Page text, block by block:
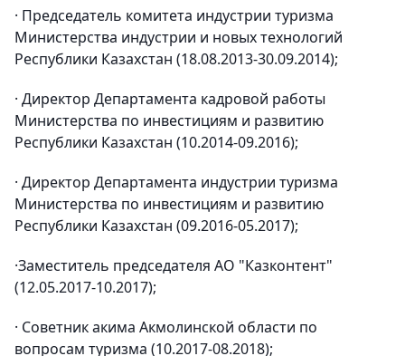
· Председатель комитета индустрии туризма
Министерства индустрии и новых технологий
Республики Казахстан (18.08.2013-30.09.2014);
· Директор Департамента кадровой работы
Министерства по инвестициям и развитию
Республики Казахстан (10.2014-09.2016);
· Директор Департамента индустрии туризма
Министерства по инвестициям и развитию
Республики Казахстан (09.2016-05.2017);
·Заместитель председателя АО "Казконтент"
(12.05.2017-10.2017);
· Советник акима Акмолинской области по
вопросам туризма (10.2017-08.2018);